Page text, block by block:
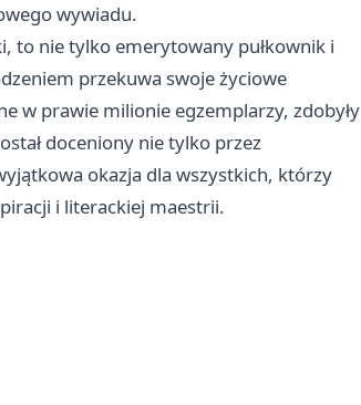
wywiadu.
to nie tylko emerytowany pułkownik i
przekuwa swoje życiowe
w prawie milionie egzemplarzy, zdobyły
doceniony nie tylko przez
okazja dla wszystkich, którzy
i literackiej maestrii.